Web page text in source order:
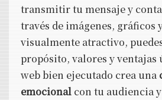
transmitir tu mensaje y
través de imágenes, gráficos
visualmente atractivo,
propósito, valores y ventajas
web bien ejecutado crea una
emocional con tu audiencia y